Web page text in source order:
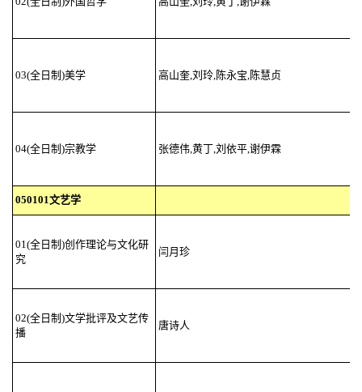
03(全日制)美学 高山奎,刘玲,陈永宝,陈慧贞
04(全日制)宗教学 张德伟,黄丁,刘依平,谢伊霖
050101文艺学
01(全日制)创作理论与文化研
究
闫月珍
02(全日制)文学批评及文艺传
播
唐诗人